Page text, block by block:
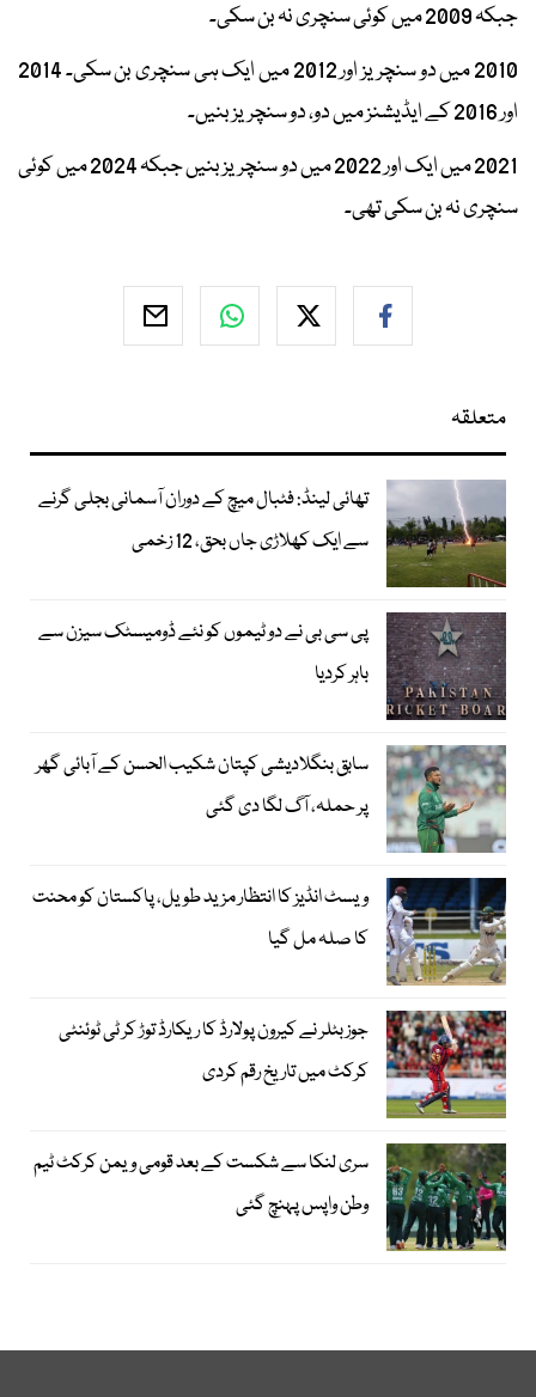
جبکہ 2009 میں کوئی سنچری نہ بن سکی۔
2010 میں دو سنچریز اور 2012 میں ایک ہی سنچری بن سکی۔ 2014
اور 2016 کے ایڈیشنز میں دو، دو سنچریز بنیں۔
2021 میں ایک اور 2022 میں دو سنچریز بنیں جبکہ 2024 میں کوئی
سنچری نہ بن سکی تھی۔
متعلقہ
تھائی لینڈ: فٹبال میچ کے دوران آسمانی بجلی گرنے
سے ایک کھلاڑی جاں بحق، 12 زخمی
پی سی بی نے دو ٹیموں کو نئے ڈومیسٹک سیزن سے
باہر کردیا
سابق بنگلادیشی کپتان شکیب الحسن کے آبائی گھر
پر حملہ، آگ لگا دی گئی
ویسٹ انڈیز کا انتظار مزید طویل، پاکستان کو محنت
کا صلہ مل گیا
جوز بٹلر نے کیرون پولارڈ کا ریکارڈ توڑ کر ٹی ٹوئنٹی
کرکٹ میں تاریخ رقم کردی
سری لنکا سے شکست کے بعد قومی ویمن کرکٹ ٹیم
وطن واپس پہنچ گئی